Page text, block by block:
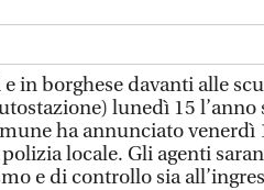
in borghese davanti alle
lunedì 15 l’anno
ha annunciato venerdì
locale. Gli agenti
e di controllo sia